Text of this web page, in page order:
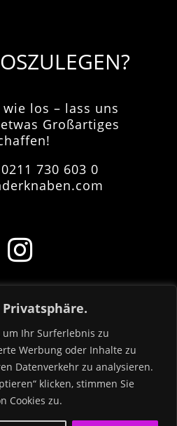
um Ihr Surferlebnis zu
Werbung oder Inhalte zu
Datenverkehr zu analysieren.
klicken, stimmen Sie
Cookies zu.
los – lass uns
Großartiges
730 603 0

